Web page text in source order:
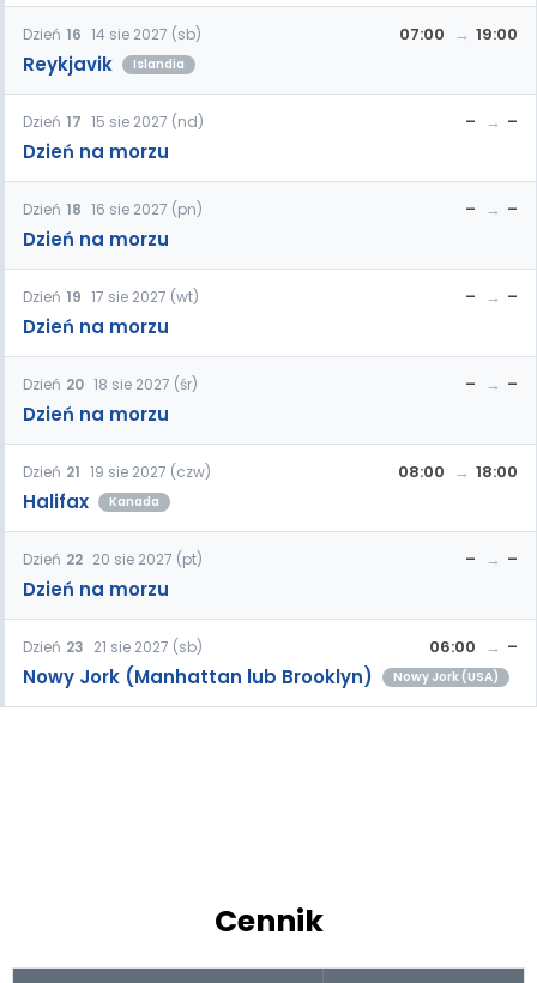
Dzień 16 14 sie 2027 (sb)
Reykjavik Islandia
07:00 19:00
Dzień 17 15 sie 2027 (nd)
Dzień na morzu
– –
Dzień 18 16 sie 2027 (pn)
Dzień na morzu
– –
Dzień 19 17 sie 2027 (wt)
Dzień na morzu
– –
Dzień 20 18 sie 2027 (śr)
Dzień na morzu
– –
Dzień 21 19 sie 2027 (czw)
Halifax Kanada
08:00 18:00
Dzień 22 20 sie 2027 (pt)
Dzień na morzu
– –
Dzień 23 21 sie 2027 (sb)
Nowy Jork (Manhattan lub Brooklyn) Nowy Jork (USA)
06:00 –
Cennik